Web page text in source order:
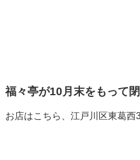
福々亭が10月末をもって
お店はこちら、江戸川区東葛西